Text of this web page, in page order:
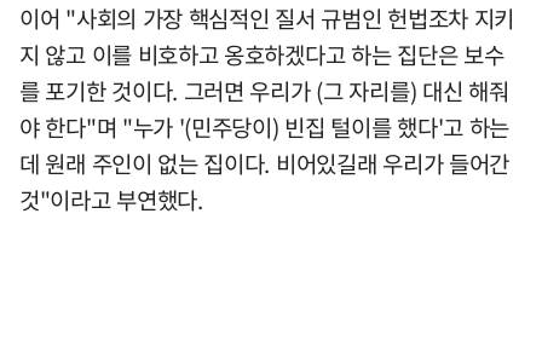
이어 "사회의 가장 핵심적인 질서 규범인 헌법조차 지키
지 않고 이를 비호하고 옹호하겠다고 하는 집단은 보수
를 포기한 것이다. 그러면 우리가 (그 자리를) 대신 해줘
야 한다"며 "누가 '(민주당이) 빈집 털이를 했다'고 하는
데 원래 주인이 없는 집이다. 비어있길래 우리가 들어간
것"이라고 부연했다.